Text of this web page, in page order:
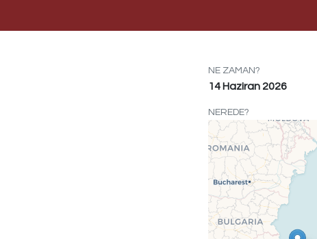
NE ZAMAN?
14 Haziran 2026
NEREDE?